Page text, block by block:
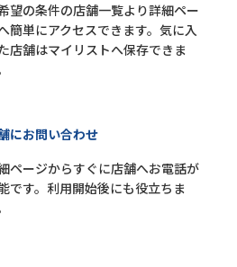
望の条件の店舗一覧より詳細ペー
簡単にアクセスできます。気に入
店舗はマイリストへ保存できま
にお問い合わせ
ページからすぐに店舗へお電話が
です。利用開始後にも役立ちま